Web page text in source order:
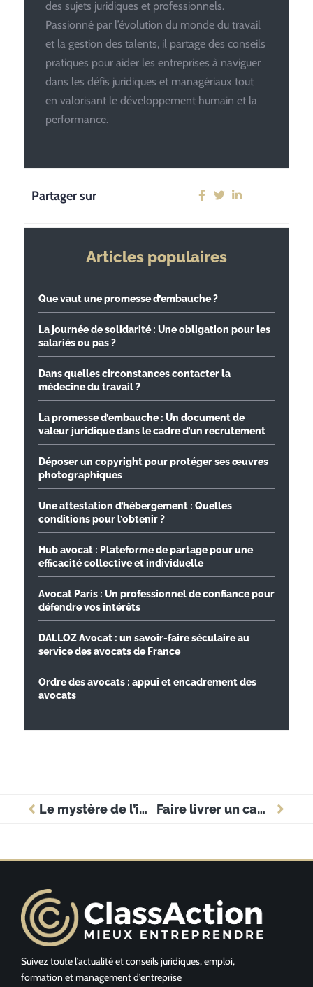
des sujets juridiques et professionnels.
Passionné par l’évolution du monde du travail
et la gestion des talents, il partage des conseils
pratiques pour aider les entreprises à naviguer
dans les défis juridiques et managériaux tout
en valorisant le développement humain et la
performance.
Partager sur
Articles populaires
Que vaut une promesse d’embauche ?
La journée de solidarité : Une obligation pour les
salariés ou pas ?
Dans quelles circonstances contacter la
médecine du travail ?
La promesse d’embauche : Un document de
valeur juridique dans le cadre d’un recrutement
Déposer un copyright pour protéger ses œuvres
photographiques
Une attestation d’hébergement : Quelles
conditions pour l’obtenir ?
Hub avocat : Plateforme de partage pour une
efficacité collective et individuelle
Avocat Paris : Un professionnel de confiance pour
défendre vos intérêts
DALLOZ Avocat : un savoir-faire séculaire au
service des avocats de France
Ordre des avocats : appui et encadrement des
avocats
Le mystère de l’immatriculation INSEE pour légitimer votre entreprise Faire livrer un cadeau d’anniversaire : une solution express pour les entreprises à Paris
Suivez toute l’actualité et conseils juridiques, emploi,
formation et management d’entreprise